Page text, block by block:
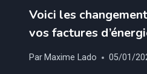
Voici les
vos factures
Par Maxime Lado 05/01/